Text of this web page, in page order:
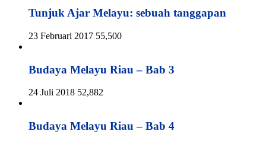
Tunjuk Ajar Melayu: sebuah tanggapan
23 Februari 2017 55,500
Budaya Melayu Riau – Bab 3
24 Juli 2018 52,882
Budaya Melayu Riau – Bab 4